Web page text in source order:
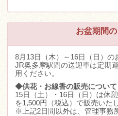
お盆期間
8月13日（木）～16日（日）の
JR奥多摩駅間の送迎車は定期
用ください。
◆供花・お線香の販売について
15日（土）・16日（日）は休
を1,500円（税込）で販売いた
※上記2日間以外は、管理事務